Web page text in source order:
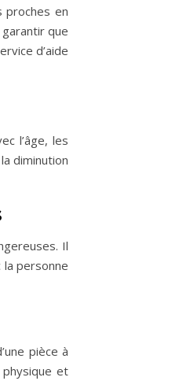
proches en
que
d’aide
l’âge, les
diminution
Il
personne
pièce à
et